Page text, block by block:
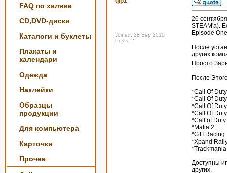
FAQ по халяве
CD,DVD-диски
Каталоги и буклеты
Плакаты и
календари
Одежда
Наклейки
Образцы
продукции
Для компьютера
Карточки
Прочее
Joined: 28 Sep 2010
Posts: 2
26
STEAM'a).
Episode
После
других
Просто
После
*Call Of Duty
*Call Of
*Call Of
*Call Of
*Call of
*Mafia 2
*GTI Racing
*Xpand
Доступны
других.